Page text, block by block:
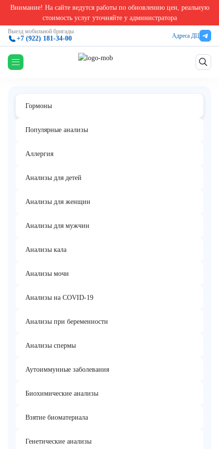
Внимание! На сайте ведутся работы по обновлению цен, реальную
стоимость услуг уточняйте у администратора
Выезд мобильной бригады
+7 (922) 181-34-00 Адреса ДЦ
Анализы на гормоны в Екатеринбурге Альдостерон-рениновое соотношение
Альдостерон-рениновое соотношение
Комплекс
Гормоны
Популярные анализы
Аллергия
Анализы для детей
Анализы для женщин
Анализы для мужчин
Анализы кала
Анализы мочи
Анализы на COVID-19
Анализы при беременности
Анализы спермы
Аутоиммунные заболевания
Биохимические анализы
Взятие биоматериала
Генетические анализы